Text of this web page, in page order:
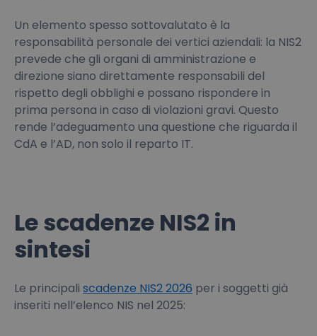
Un elemento spesso sottovalutato è la
responsabilità personale dei vertici aziendali: la NIS2
prevede che gli organi di amministrazione e
direzione siano direttamente responsabili del
rispetto degli obblighi e possano rispondere in
prima persona in caso di violazioni gravi. Questo
rende l’adeguamento una questione che riguarda il
CdA e l’AD, non solo il reparto IT.
Le scadenze NIS2 in
sintesi
Le principali scadenze NIS2 2026 per i soggetti già
inseriti nell’elenco NIS nel 2025: